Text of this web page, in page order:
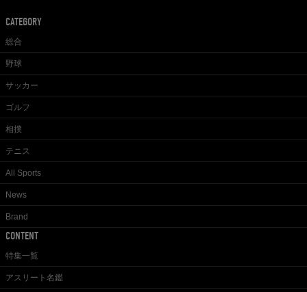
CATEGORY
総合
野球
サッカー
ゴルフ
相撲
テニス
All Sports
News
Brand
CONTENT
特集一覧
アスリート名鑑